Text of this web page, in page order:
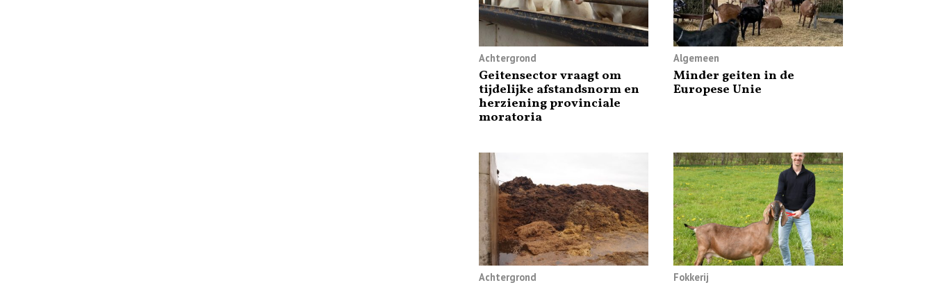
Achtergrond
Geitensector vraagt om
tijdelijke afstandsnorm en
herziening provinciale
moratoria
Algemeen
Minder geiten in de
Europese Unie
Achtergrond Fokkerij